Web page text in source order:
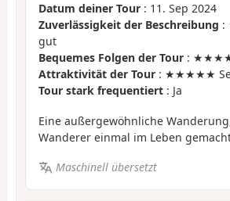
Datum deiner Tour : 11. Sep 2024
Zuverlässigkeit der Beschreibung :
gut
Bequemes Folgen der Tour :
Attraktivität der Tour : ★★★★★
Tour stark frequentiert : Ja
Eine außergewöhnliche
Wanderer einmal im Leben
Maschinell übersetzt